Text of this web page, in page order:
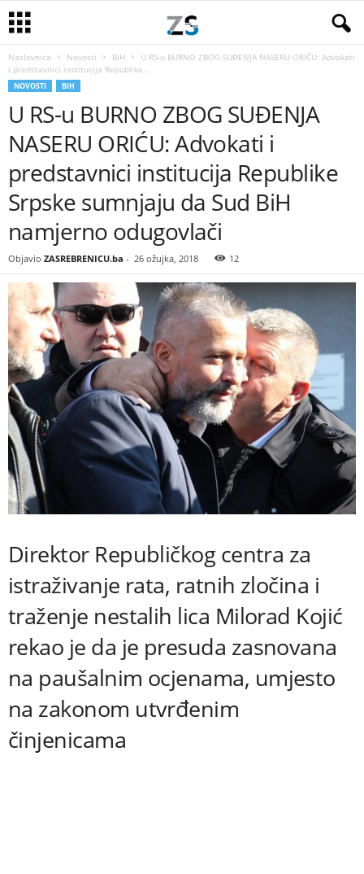
Naslovnica Novosti BiH
U RS-u BURNO ZBOG SUĐENJA NASERU ORIĆU: Advokati
i predstavnici institucija Republike...
NOVOSTI BIH
U RS-u BURNO ZBOG SUĐENJA
NASERU ORIĆU: Advokati i
predstavnici institucija Republike
Srpske sumnjaju da Sud BiH
namjerno odugovlači
Objavio ZASREBRENICU.ba - 26 ožujka, 2018 12
Direktor Republičkog centra za
istraživanje rata, ratnih zločina i
traženje nestalih lica Milorad Kojić
rekao je da je presuda zasnovana
na paušalnim ocjenama, umjesto
na zakonom utvrđenim
činjenicama